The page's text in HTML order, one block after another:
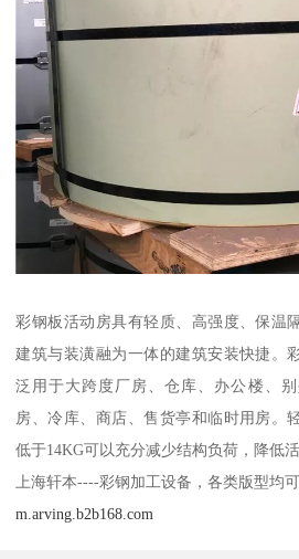
彩钢板活动房具有轻质、高强度、保温
建筑与装潢融为一体的建筑安装快捷。
泛用于大跨度厂房、仓库、办公楼、
房、冷库、商店、售货亭和临时用房。
低于14KG可以充分减少结构负荷，降低
上海轩本----彩钢加工设备，各类版型均可
m.arving.b2b168.com